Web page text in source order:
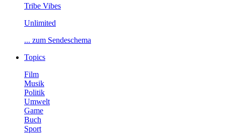
TribeVibes
Unlimited
...zumSendeschema
Topics
Film
Musik
Politik
Umwelt
Game
Buch
Sport